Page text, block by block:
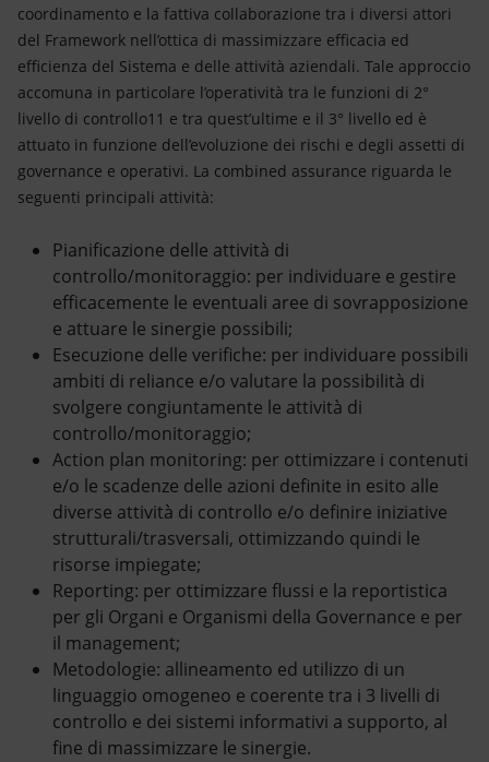
coordinamento e la fattiva collaborazione tra i diversi attori
del Framework nell’ottica di massimizzare efficacia ed
efficienza del Sistema e delle attività aziendali. Tale approccio
accomuna in particolare l’operatività tra le funzioni di 2°
livello di controllo11 e tra quest’ultime e il 3° livello ed è
attuato in funzione dell’evoluzione dei rischi e degli assetti di
governance e operativi. La combined assurance riguarda le
seguenti principali attività:
Pianificazione delle attività di
controllo/monitoraggio: per individuare e gestire
efficacemente le eventuali aree di sovrapposizione
e attuare le sinergie possibili;
Esecuzione delle verifiche: per individuare possibili
ambiti di reliance e/o valutare la possibilità di
svolgere congiuntamente le attività di
controllo/monitoraggio;
Action plan monitoring: per ottimizzare i contenuti
e/o le scadenze delle azioni definite in esito alle
diverse attività di controllo e/o definire iniziative
strutturali/trasversali, ottimizzando quindi le
risorse impiegate;
Reporting: per ottimizzare flussi e la reportistica
per gli Organi e Organismi della Governance e per
il management;
Metodologie: allineamento ed utilizzo di un
linguaggio omogeneo e coerente tra i 3 livelli di
controllo e dei sistemi informativi a supporto, al
fine di massimizzare le sinergie.